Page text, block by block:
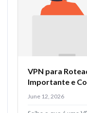
VPN para
Importante e
June 12, 2026